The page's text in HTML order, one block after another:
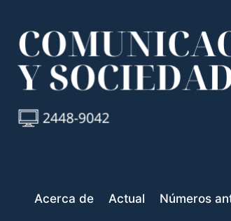
Acerca de Actual Números